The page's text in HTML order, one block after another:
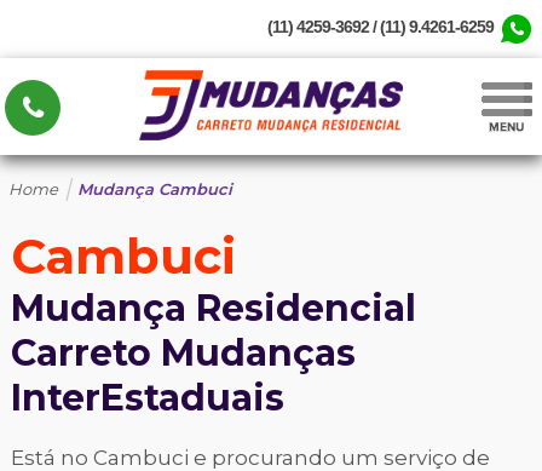
(11) 4259-3692 / (11) 9.4261-6259
Home | Mudança Cambuci
Cambuci
Mudança Residencial
Carreto Mudanças
InterEstaduais
Está no Cambuci e procurando um serviço de